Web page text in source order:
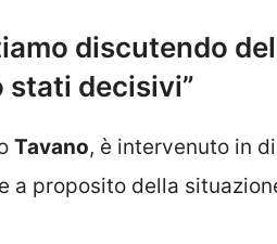
discutendo del
stati decisivi”
Tavano, è intervenuto in
a proposito della